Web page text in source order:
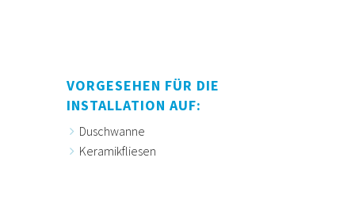
VORGESEHEN FÜR DIE
INSTALLATION AUF:
Duschwanne
Keramikfliesen